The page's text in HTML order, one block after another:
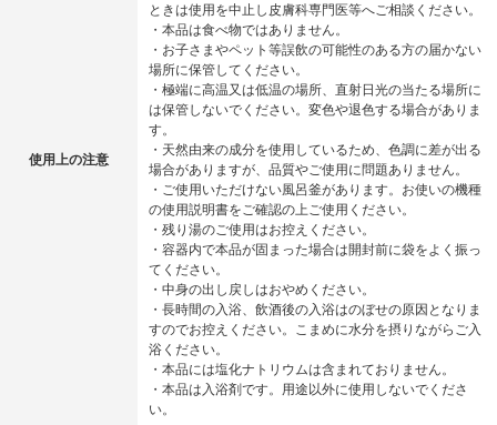
使用上の注意
ときは使用を中止し皮膚科専門医等へご相談ください。
・本品は食べ物ではありません。
・お子さまやペット等誤飲の可能性のある方の届かない
場所に保管してください。
・極端に高温又は低温の場所、直射日光の当たる場所に
は保管しないでください。変色や退色する場合がありま
す。
・天然由来の成分を使用しているため、色調に差が出る
場合がありますが、品質やご使用に問題ありません。
・ご使用いただけない風呂釜があります。お使いの機種
の使用説明書をご確認の上ご使用ください。
・残り湯のご使用はお控えください。
・容器内で本品が固まった場合は開封前に袋をよく振っ
てください。
・中身の出し戻しはおやめください。
・長時間の入浴、飲酒後の入浴はのぼせの原因となりま
すのでお控えください。こまめに水分を摂りながらご入
浴ください。
・本品には塩化ナトリウムは含まれておりません。
・本品は入浴剤です。用途以外に使用しないでくださ
い。